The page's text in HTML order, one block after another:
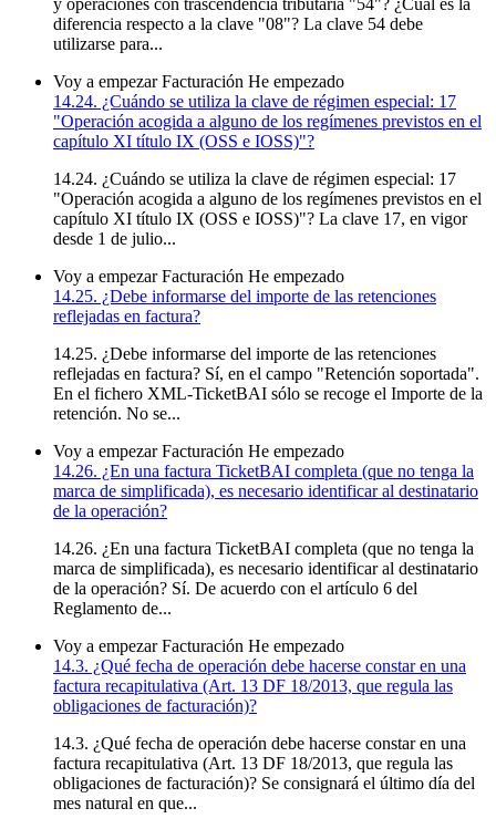
diferencia respecto a la clave "08"? La clave 54 debe
utilizarse para...
Voy a empezar Facturación He empezado
14.24. ¿Cuándo se utiliza la clave de régimen especial: 17
"Operación acogida a alguno de los regímenes previstos en el
capítulo XI título IX (OSS e IOSS)"?
14.24. ¿Cuándo se utiliza la clave de régimen especial: 17
"Operación acogida a alguno de los regímenes previstos en el
capítulo XI título IX (OSS e IOSS)"? La clave 17, en vigor
desde 1 de julio...
Voy a empezar Facturación He empezado
14.25. ¿Debe informarse del importe de las retenciones
reflejadas en factura?
14.25. ¿Debe informarse del importe de las retenciones
reflejadas en factura? Sí, en el campo "Retención soportada".
En el fichero XML-TicketBAI sólo se recoge el Importe de la
retención. No se...
Voy a empezar Facturación He empezado
14.26. ¿En una factura TicketBAI completa (que no tenga la
marca de simplificada), es necesario identificar al destinatario
de la operación?
14.26. ¿En una factura TicketBAI completa (que no tenga la
marca de simplificada), es necesario identificar al destinatario
de la operación? Sí. De acuerdo con el artículo 6 del
Reglamento de...
Voy a empezar Facturación He empezado
14.3. ¿Qué fecha de operación debe hacerse constar en una
factura recapitulativa (Art. 13 DF 18/2013, que regula las
obligaciones de facturación)?
14.3. ¿Qué fecha de operación debe hacerse constar en una
factura recapitulativa (Art. 13 DF 18/2013, que regula las
obligaciones de facturación)? Se consignará el último día del
mes natural en que...